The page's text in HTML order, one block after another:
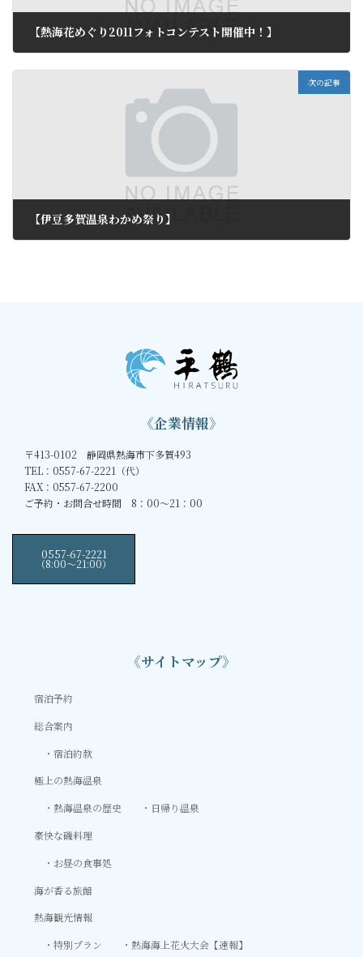
【熱海花めぐり2011フォトコンテスト開催中！】
次の記事
【伊豆多賀温泉わかめ祭り】
《企業情報》
〒413-0102 静岡県熱海市下多賀493
TEL：0557-67-2221（代）
FAX：0557-67-2200
ご予約・お問合せ時間 8：00～21：00
0557-67-2221
（8:00〜21:00）
《サイトマップ》
宿泊予約
総合案内
宿泊約款
極上の熱海温泉
熱海温泉の歴史
日帰り温泉
豪快な磯料理
お昼の食事処
海が香る旅館
熱海観光情報
特別プラン
熱海海上花火大会【速報】